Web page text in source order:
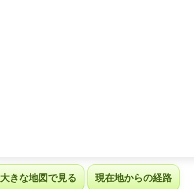
大きな地図で見る 現在地からの経路